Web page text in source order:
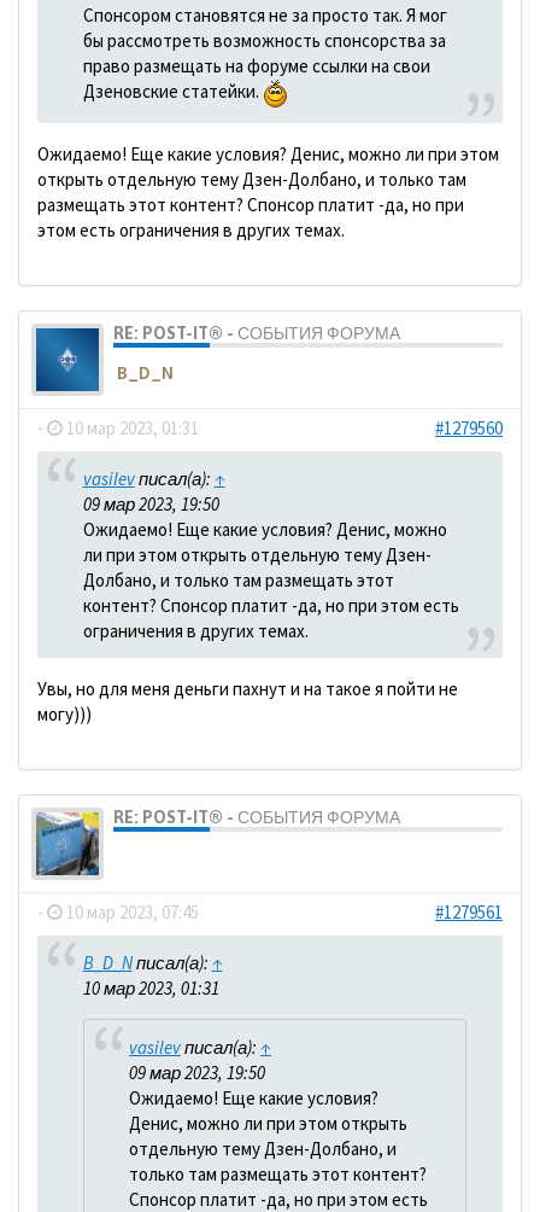
Спонсором становятся не за просто так. Я мог
бы рассмотреть возможность спонсорства за
право размещать на форуме ссылки на свои
Дзеновские статейки.
Ожидаемо! Еще какие условия? Денис, можно ли при этом
открыть отдельную тему Дзен-Долбано, и только там
размещать этот контент? Спонсор платит -да, но при
этом есть ограничения в других темах.
RE: POST-IT® - СОБЫТИЯ ФОРУМА
B_D_N
- 10 мар 2023, 01:31 #1279560
vasilevписал(а): ↑
09 мар 2023, 19:50
Ожидаемо! Еще какие условия? Денис, можно
ли при этом открыть отдельную тему Дзен-
Долбано, и только там размещать этот
контент? Спонсор платит -да, но при этом есть
ограничения в других темах.
Увы, но для меня деньги пахнут и на такое я пойти не
могу)))
RE: POST-IT® - СОБЫТИЯ ФОРУМА
- 10 мар 2023, 07:45 #1279561
B_D_Nписал(а): ↑
10 мар 2023, 01:31
vasilevписал(а): ↑
09 мар 2023, 19:50
Ожидаемо! Еще какие условия?
Денис, можно ли при этом открыть
отдельную тему Дзен-Долбано, и
только там размещать этот контент?
Спонсор платит -да, но при этом есть